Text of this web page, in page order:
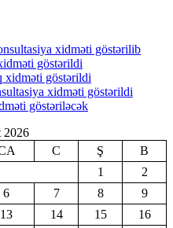
xidməti göstərilib
göstərildi
xidməti göstərildi
xidməti göstərildi
göstəriləcək
2026
C Ş
B
1
2
6 7 8
9
13 14 15
16